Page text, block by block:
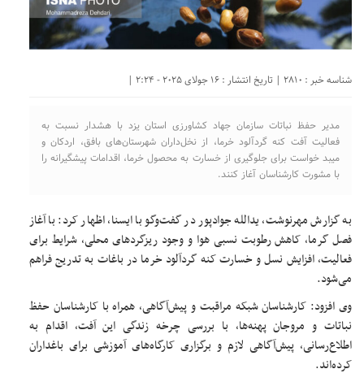
شناسه خبر : 2810 | تاریخ انتشار : 16 جولای 2025 - 2:24 |
مدیر حفظ نباتات سازمان جهاد کشاورزی استان یزد با هشدار نسبت به
فعالیت آفت کنه گردآلود خرما، از نخل‌داران شهرستان‌های بافق، اردکان و
میبد خواست برای جلوگیری از خسارت به محصول خرما، اقدامات پیشگیرانه را
با مشورت کارشناسان آغاز کنند.
به گزارش مهرنوشت، یدالله جوادپور در گفت‌وگو با ایسنا، اظهار کرد: با آغاز
فصل گرما، کاهش رطوبت نسبی هوا و وجود ریزگردهای محلی، شرایط برای
فعالیت، افزایش نسل و خسارت کنه گردآلود خرما در باغات به تدریج فراهم
می‌شود.
وی افزود: کارشناسان شبکه مراقبت و پیش‌آگاهی، همراه با کارشناسان حفظ
نباتات و مروجان پهنه‌ها، با بررسی چرخه زندگی این آفت، اقدام به
اطلاع‌رسانی، پیش‌آگاهی لازم و برگزاری کارگاه‌های آموزشی برای باغداران
کرده‌اند.